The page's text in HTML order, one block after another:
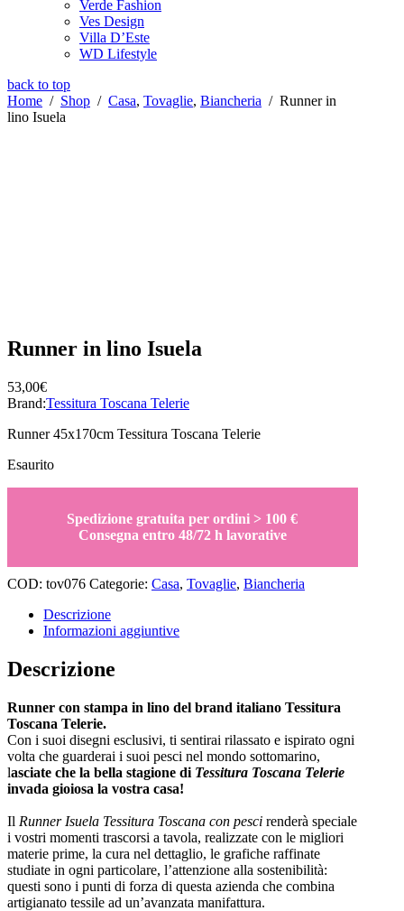
Verde Fashion
Ves Design
Villa D’Este
WD Lifestyle
back to top
Home / Shop / Casa, Tovaglie, Biancheria / Runner in
lino Isuela
Runner in lino Isuela
53,00€
Brand:Tessitura Toscana Telerie
Runner 45x170cm Tessitura Toscana Telerie
Esaurito
Spedizione gratuita per ordini > 100 €
Consegna entro 48/72 h lavorative
COD: tov076 Categorie: Casa, Tovaglie, Biancheria
Descrizione
Informazioni aggiuntive
Descrizione
Runner con stampa in lino del brand italiano Tessitura
Toscana Telerie.
Con i suoi disegni esclusivi, ti sentirai rilassato e ispirato ogni
volta che guarderai i suoi pesci nel mondo sottomarino,
lasciate che la bella stagione di Tessitura Toscana Telerie
invada gioiosa la vostra casa!
Il Runner Isuela Tessitura Toscana con pesci renderà speciale
i vostri momenti trascorsi a tavola, realizzate con le migliori
materie prime, la cura nel dettaglio, le grafiche raffinate
studiate in ogni particolare, l’attenzione alla sostenibilità:
questi sono i punti di forza di questa azienda che combina
artigianato tessile ad un’avanzata manifattura.